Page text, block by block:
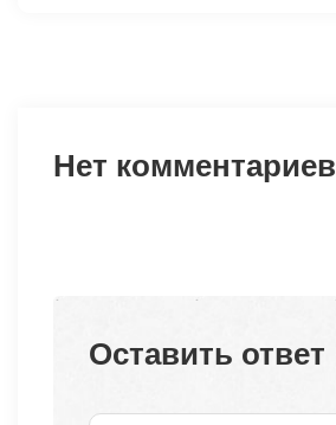
Нет комментариев
Оставить ответ